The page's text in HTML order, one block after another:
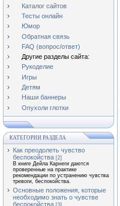
Каталог сайтов
Тесты онлайн
Юмор
Обратная связь
FAQ (вопрос/ответ)
Другие разделы сайта:
Рукоделие
Игры
Детям
Наши баннеры
Опухоли глотки
КАТЕГОРИИ РАЗДЕЛА
Как преодолеть чувство
беспокойства [2]
В книге Дейла Карнеги даются
проверенные на практике
рекомендации по устранению чувства
тревоги, беспокойства.
Основные положения, которые
необходимо знать о чувстве
беспокойства [3]